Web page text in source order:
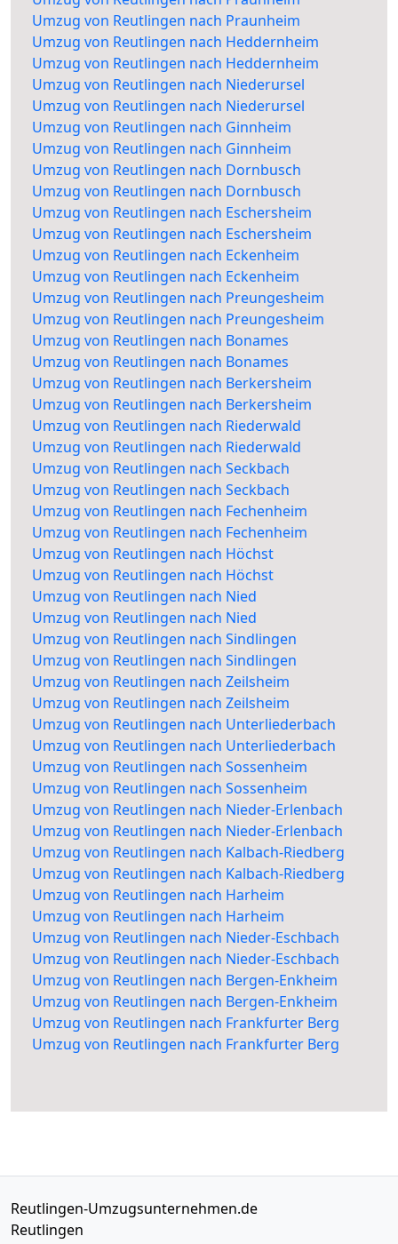
Umzug von Reutlingen nach Praunheim
Umzug von Reutlingen nach Heddernheim
Umzug von Reutlingen nach Heddernheim
Umzug von Reutlingen nach Niederursel
Umzug von Reutlingen nach Niederursel
Umzug von Reutlingen nach Ginnheim
Umzug von Reutlingen nach Ginnheim
Umzug von Reutlingen nach Dornbusch
Umzug von Reutlingen nach Dornbusch
Umzug von Reutlingen nach Eschersheim
Umzug von Reutlingen nach Eschersheim
Umzug von Reutlingen nach Eckenheim
Umzug von Reutlingen nach Eckenheim
Umzug von Reutlingen nach Preungesheim
Umzug von Reutlingen nach Preungesheim
Umzug von Reutlingen nach Bonames
Umzug von Reutlingen nach Bonames
Umzug von Reutlingen nach Berkersheim
Umzug von Reutlingen nach Berkersheim
Umzug von Reutlingen nach Riederwald
Umzug von Reutlingen nach Riederwald
Umzug von Reutlingen nach Seckbach
Umzug von Reutlingen nach Seckbach
Umzug von Reutlingen nach Fechenheim
Umzug von Reutlingen nach Fechenheim
Umzug von Reutlingen nach Höchst
Umzug von Reutlingen nach Höchst
Umzug von Reutlingen nach Nied
Umzug von Reutlingen nach Nied
Umzug von Reutlingen nach Sindlingen
Umzug von Reutlingen nach Sindlingen
Umzug von Reutlingen nach Zeilsheim
Umzug von Reutlingen nach Zeilsheim
Umzug von Reutlingen nach Unterliederbach
Umzug von Reutlingen nach Unterliederbach
Umzug von Reutlingen nach Sossenheim
Umzug von Reutlingen nach Sossenheim
Umzug von Reutlingen nach Nieder-Erlenbach
Umzug von Reutlingen nach Nieder-Erlenbach
Umzug von Reutlingen nach Kalbach-Riedberg
Umzug von Reutlingen nach Kalbach-Riedberg
Umzug von Reutlingen nach Harheim
Umzug von Reutlingen nach Harheim
Umzug von Reutlingen nach Nieder-Eschbach
Umzug von Reutlingen nach Nieder-Eschbach
Umzug von Reutlingen nach Bergen-Enkheim
Umzug von Reutlingen nach Bergen-Enkheim
Umzug von Reutlingen nach Frankfurter Berg
Umzug von Reutlingen nach Frankfurter Berg
Reutlingen-Umzugsunternehmen.de
Reutlingen